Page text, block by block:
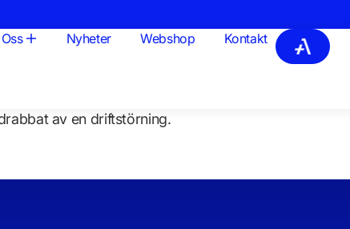
Nyheter Webshop Kontakt
av en driftstörning.